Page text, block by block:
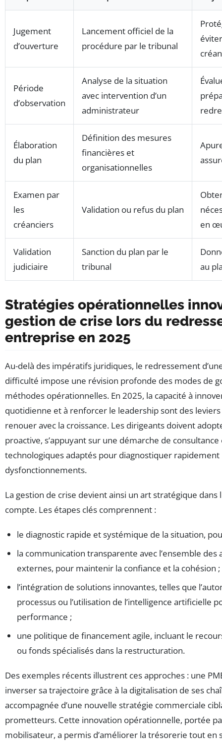
Jugement
d’ouverture
Lancement officiel de la
procédure par le tribunal
Période
d’observation
Analyse de la situation
avec intervention d’un
administrateur
Élaboration
du plan
Définition des mesures
financières et
organisationnelles
Examen par
les
créanciers
Validation ou refus du plan
en
Validation
judiciaire
Sanction du plan par le
tribunal
au
Stratégies opérationnelles
gestion de crise lors du
entreprise en 2025
Au-delà des impératifs juridiques, le redressement
difficulté impose une révision profonde des modes de
méthodes opérationnelles. En 2025, la capacité à
quotidienne et à renforcer le leadership sont des
renouer avec la croissance. Les dirigeants doivent
proactive, s’appuyant sur une démarche de
technologiques adaptés pour diagnostiquer rapidement
dysfonctionnements.
La gestion de crise devient ainsi un art stratégique dans
compte. Les étapes clés comprennent :
le diagnostic rapide et systémique de la situation,
la communication transparente avec l’ensemble
externes, pour maintenir la confiance et la cohésion ;
l’intégration de solutions innovantes, telles que
processus ou l’utilisation de l’intelligence artificielle
performance ;
une politique de financement agile, incluant le
ou fonds spécialisés dans la restructuration.
Des exemples récents illustrent ces approches : une
inverser sa trajectoire grâce à la digitalisation de ses
accompagnée d’une nouvelle stratégie commerciale
prometteurs. Cette innovation opérationnelle, portée
mobilisateur, a permis d’améliorer la trésorerie tout en